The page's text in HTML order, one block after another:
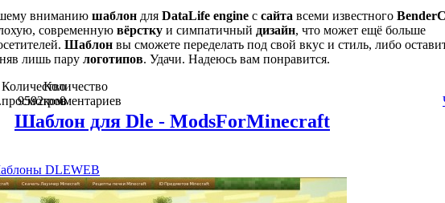
вниманию шаблон для DataLife engine с сайта всеми известного
современную вёрстку и симпатичный дизайн, что может ещё больше
Шаблон вы сможете переделать под свой вкус и стиль, либо
лишь пару логотипов. Удачи. Надеюсь вам понравится.
Количество
просмотров
9592
Количество
комментариев
0
Шаблон для Dle - ModsForMinecraft
DLEWEB